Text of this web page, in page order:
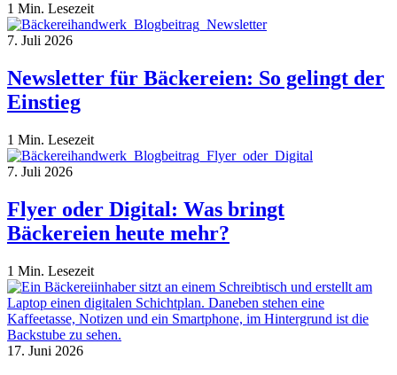
1 Min. Lesezeit
7. Juli 2026
Newsletter für Bäckereien: So gelingt der
Einstieg
1 Min. Lesezeit
7. Juli 2026
Flyer oder Digital: Was bringt
Bäckereien heute mehr?
1 Min. Lesezeit
17. Juni 2026